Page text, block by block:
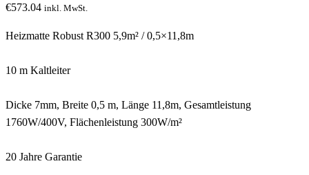
€573.04 inkl. MwSt.
Heizmatte Robust R300 5,9m² / 0,5×11,8m
10 m Kaltleiter
Dicke 7mm, Breite 0,5 m, Länge 11,8m, Gesamtleistung
1760W/400V, Flächenleistung 300W/m²
20 Jahre Garantie